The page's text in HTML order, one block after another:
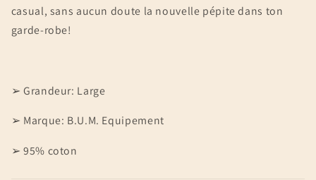
casual, sans aucun doute la nouvelle pépite dans ton
garde-robe!
➢ Grandeur: Large
➢ Marque: B.U.M. Equipement
➢ 95% coton